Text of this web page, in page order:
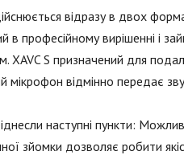
відразу в двох
професійному вирішенні і
S призначений для
відмінно передає
наступні пункти:
зйомки дозволяє робити